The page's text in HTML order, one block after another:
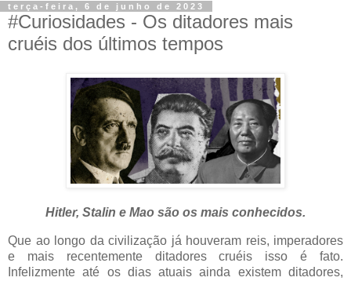
terça-feira, 6 de junho de 2023
#Curiosidades - Os ditadores mais
cruéis dos últimos tempos
Hitler, Stalin e Mao são os mais conhecidos.
Que ao longo da civilização já houveram reis, imperadores
e mais recentemente ditadores cruéis isso é fato.
Infelizmente até os dias atuais ainda existem ditadores,